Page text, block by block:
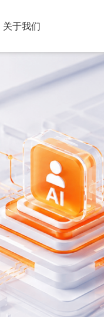
关于我们